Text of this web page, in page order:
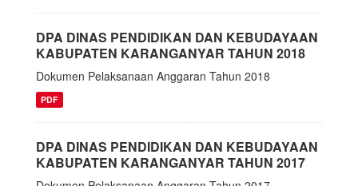
DPA DINAS PENDIDIKAN DAN KEBUDAYAAN
KABUPATEN KARANGANYAR TAHUN 2018
Dokumen Pelaksanaan Anggaran Tahun 2018
PDF
DPA DINAS PENDIDIKAN DAN KEBUDAYAAN
KABUPATEN KARANGANYAR TAHUN 2017